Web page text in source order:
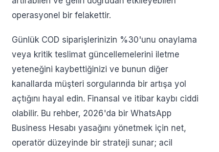
operasyonel bir felakettir.
Günlük COD siparişlerinizin %30'unu onaylama
veya kritik teslimat güncellemelerini iletme
yeteneğini kaybettiğinizi ve bunun diğer
kanallarda müşteri sorgularında bir artışa yol
açtığını hayal edin. Finansal ve itibar kaybı ciddi
olabilir. Bu rehber, 2026'da bir WhatsApp
Business Hesabı yasağını yönetmek için net,
operatör düzeyinde bir strateji sunar; acil